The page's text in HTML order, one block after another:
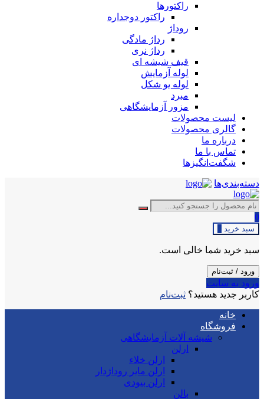
راکتورها
راکتور دوجداره
روداژ
رداژ مادگی
رداژ نری
قیف شیشه ای
لوله آزمایش
لوله یو شکل
مبرد
مزور آزمایشگاهی
لیست محصولات
گالری محصولات
درباره ما
تماس با ما
شگفت‌انگیزها
دسته‌بندی‌ها
0
سبد خرید
سبد خرید شما خالی است.
ورود / ثبت‌نام
ورود به سایت
کاربر جدید هستید؟ ثبت‌نام
خانه
فروشگاه
شیشه آلات آزمایشگاهی
ارلن
ارلن خلاء
ارلن مایر روداژدار
ارلن بیودی
بالن